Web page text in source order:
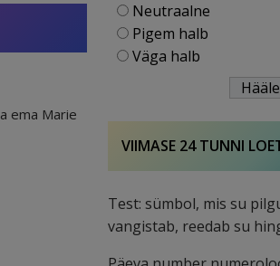
ema Marie
Neutraalne
Pigem halb
Väga halb
VIIMASE 24 TUNNI
Test: sümbol, mis su
vangistab, reedab su